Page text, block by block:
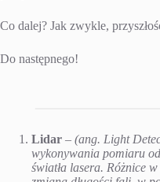
Co dalej? Jak zwykle,
Do następnego!
Lidar – (ang. Light
wykonywania pomiaru
światła lasera. Różnice